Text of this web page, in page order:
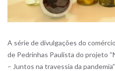
A série de divulgações do
de Pedrinhas Paulista do projeto
– Juntos na travessia da